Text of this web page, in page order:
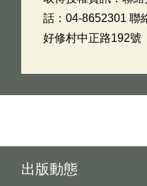
話：04-8652301 聯
好修村中正路192號
出版動態